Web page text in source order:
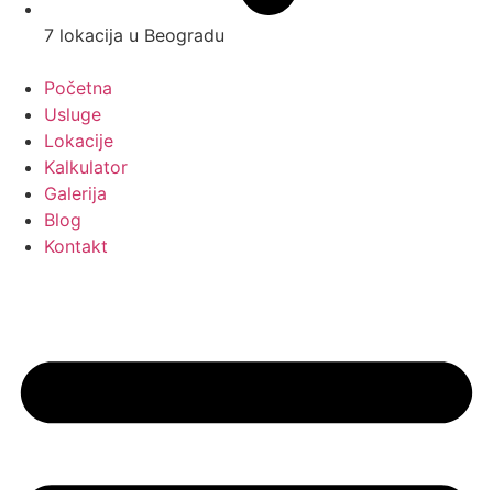
7 lokacija u Beogradu
Početna
Usluge
Lokacije
Kalkulator
Galerija
Blog
Kontakt